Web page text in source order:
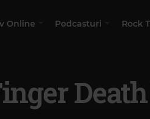
Online Podcasturi Rock